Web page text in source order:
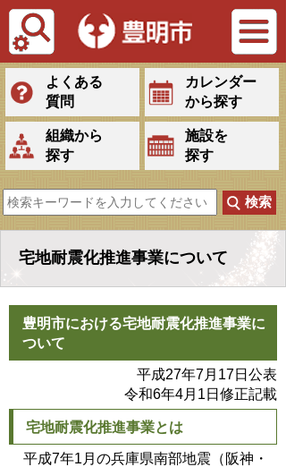
Tiếng Việt
よくある
質問
カレンダー
から探す
組織から
探す
施設を
探す
宅地耐震化推進事業について
豊明市における宅地耐震化推進事業に
ついて
平成27年7月17日公表
令和6年4月1日修正記載
宅地耐震化推進事業とは
平成7年1月の兵庫県南部地震（阪神・